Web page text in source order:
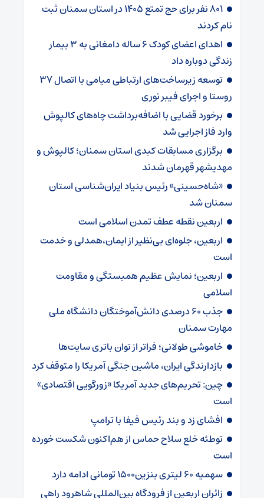
۸۰۱ نفر برای حج تمتع ۱۴۰۵ در استان سمنان ثبت
نام کردند
اهدای اعضای کودک ۶ ساله دامغانی به ۳ بیمار
زندگی دوباره داد
توسعه زیرساخت‌های ارتباطی میامی با اتصال ۳۷
روستا و اجرای فیبر نوری
برخورد قضایی با اضافه‌برداشت چاه‌های کالپوش
وارد فاز اجرایی شد
برگزاری مسابقات کبدی استان سمنان؛ کالپوش و
مهدیشهر قهرمان شدند
«شاه‌حسینی» رئیس بنیاد ایران‌شناسی استان
سمنان شد
اربعین نقطه عطف تمدن اسلامی است
اربعین، جلوه‌ای بی‌نظیر از ایمان،همدلی و خدمت
است
اربعین؛ نمایش عظیم همبستگی و مقاومت
اسلامی
جذب ۶۰ درصدی دانش‌آموختگان دانشگاه ملی
مهارت سمنان
خاموشی طولانی؛ فراتر از توان باتری سایت‌ها
بازدارندگی ایران، ماشین جنگی آمریکا را متوقف کرد
چین: تحریم‌های جدید آمریکا «زورگویی اقتصادی»
است
افشای زد و بند رئیس فیفا با ترامپ
توطئه خلع سلاح حماس از هم‌اکنون شکست خورده
است
سهمیه ۶۰ لیتری بنزین۱۵۰۰ تومانی ادامه دارد
زائران اربعین از فرودگاه بین‌المللی شاهرود راهی